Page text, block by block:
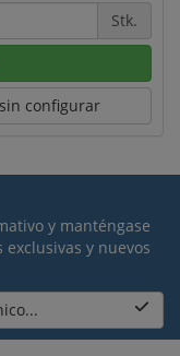
Stk.
configurar
y manténgase
y nuevos